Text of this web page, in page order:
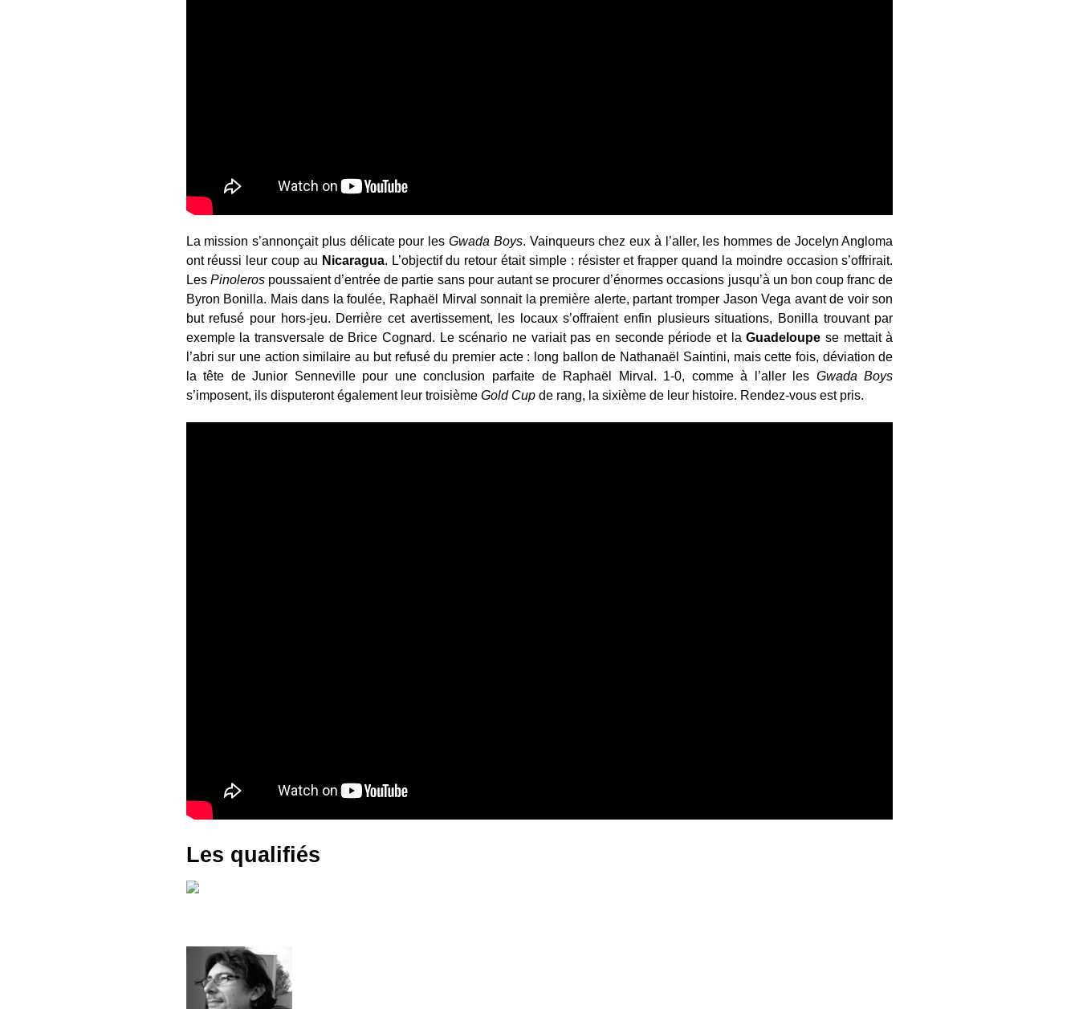
La mission s’annonçait plus délicate pour les Gwada Boys. Vainqueurs chez eux à l’aller, les hommes de Jocelyn Angloma
ont réussi leur coup au Nicaragua. L’objectif du retour était simple : résister et frapper quand la moindre occasion s’offrirait.
Les Pinolerospoussaient d’entrée de partie sans pour autant se procurer d’énormes occasions jusqu’à un bon coup franc de
Byron Bonilla. Mais dans la foulée, Raphaël Mirval sonnait la première alerte, partant tromper Jason Vega avant de voir son
but refusé pour hors-jeu. Derrière cet avertissement, les locaux s’offraient enfin plusieurs situations, Bonilla trouvant par
exemple la transversale de Brice Cognard. Le scénario ne variait pas en seconde période et laGuadeloupe se mettait à
l’abri sur une action similaire au but refusé du premier acte : long ballon de Nathanaël Saintini, mais cette fois, déviation de
la tête de Junior Senneville pour une conclusion parfaite de Raphaël Mirval. 1-0, comme à l’aller les Gwada Boys
s’imposent, ils disputeront également leur troisième Gold Cupde rang, la sixième de leur histoire. Rendez-vous est pris.
Les qualifiés